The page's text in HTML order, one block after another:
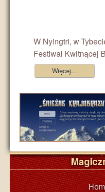
W Nyingtri, w
Festiwal Kwitnącej
Więcej…